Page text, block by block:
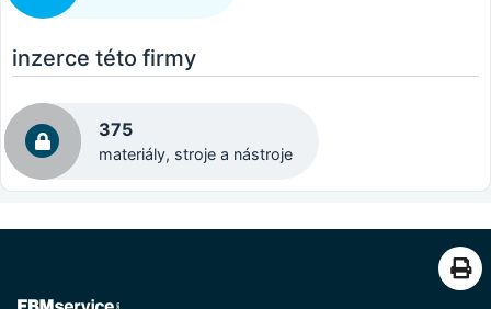
inzerce této firmy
375
materiály, stroje a nástroje